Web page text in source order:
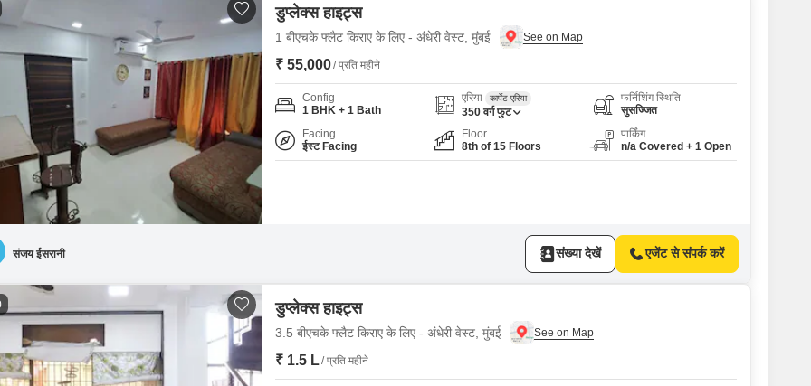
डुप्लेक्स हाइट्स
1 बीएचके फ्लैट किराए के लिए - अंधेरी वेस्ट, मुंबई
₹ 55,000/ प्रति महीने
Config
1 BHK + 1 Bath
एरिया कार्पेट एरिया
350 वर्ग फुट
फर्निशिंग स्थिति
सुसज्जित
Facing
ईस्ट Facing
Floor
8th of 15 Floors
पार्किंग
n/a Covered + 1 Open
संजय ईसरानी संख्या देखें एजेंट से संपर्क करें
डुप्लेक्स हाइट्स
3.5 बीएचके फ्लैट किराए के लिए - अंधेरी वेस्ट, मुंबई
₹ 1.5 L/ प्रति महीने